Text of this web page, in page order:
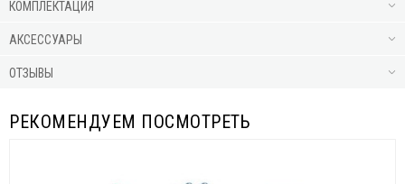
КОМПЛЕКТАЦИЯ
АКСЕССУАРЫ
ОТЗЫВЫ
РЕКОМЕНДУЕМ ПОСМОТРЕТЬ